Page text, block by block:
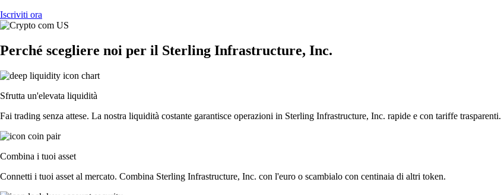
Iscriviti ora
Perché scegliere noi per il Sterling Infrastructure, Inc.
Sfrutta un'elevata liquidità
Fai trading senza attese. La nostra liquidità costante garantisce operazioni in Sterling Infrastructure, Inc. rapide e con tariffe trasparenti.
Combina i tuoi asset
Connetti i tuoi asset al mercato. Combina Sterling Infrastructure, Inc. con l'euro o scambialo con centinaia di altri token.